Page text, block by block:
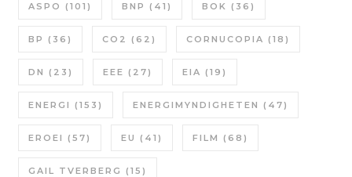
ASPO (101) BNP (41) BOK (36)
BP (36) CO2 (62) CORNUCOPIA (18)
DN (23) EEE (27) EIA (19)
ENERGI (153) ENERGIMYNDIGHETEN (47)
EROEI (57) EU (41) FILM (68)
GAIL TVERBERG (15)